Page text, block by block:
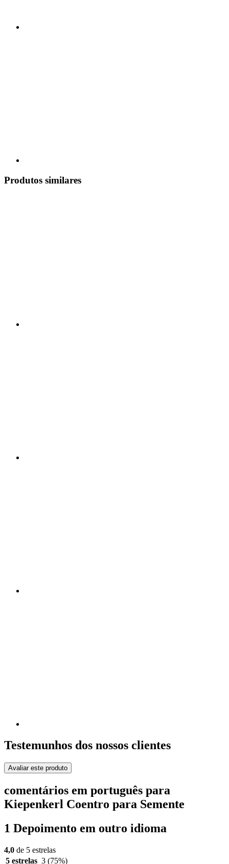
Produtos similares
Testemunhos dos nossos clientes
Avaliar este produto
comentários em português para
Kiepenkerl Coentro para Semente
1 Depoimento em outro idioma
4,0 de 5 estrelas
5 estrelas 3 (75%)